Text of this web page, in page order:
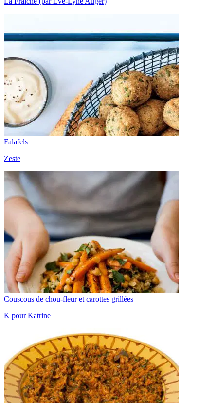
Falafels
Zeste
Couscous de chou-fleur et carottes grillées
K pour Katrine